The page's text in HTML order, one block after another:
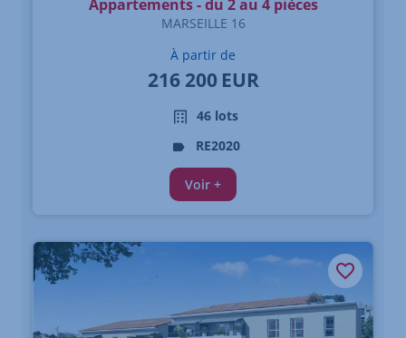
Appartements - du 2 au 4 pièces
MARSEILLE 16
À partir de
216 200 EUR
46 lots
RE2020
Voir +